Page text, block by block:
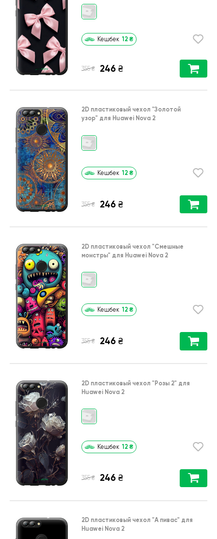
Кешбек 12 ₴
355 ₴ 246 ₴
2D пластиковый чехол "Золотой
узор" для Huawei Nova 2
Кешбек 12 ₴
355 ₴ 246 ₴
2D пластиковый чехол "Cмешные
монстры" для Huawei Nova 2
Кешбек 12 ₴
355 ₴ 246 ₴
2D пластиковый чехол "Розы 2" для
Huawei Nova 2
Кешбек 12 ₴
355 ₴ 246 ₴
2D пластиковый чехол "А пивас" для
Huawei Nova 2